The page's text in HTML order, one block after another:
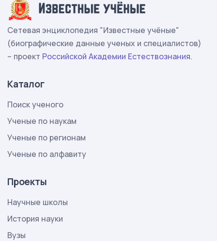
Сетевая энциклопедия "Известные учёные"
(биографические данные ученых и специалистов)
– проект Российской Академии Естествознания.
Каталог
Поиск ученого
Ученые по наукам
Ученые по регионам
Ученые по алфавиту
Проекты
Научные школы
История науки
Вузы